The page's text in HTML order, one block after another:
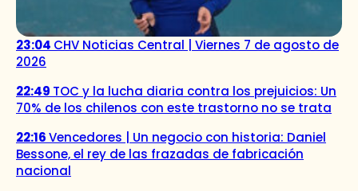
23:04 CHV Noticias Central | Viernes 7 de agosto de
2026
22:49 TOC y la lucha diaria contra los prejuicios: Un
70% de los chilenos con este trastorno no se trata
22:16Vencedores | Un negocio con historia: Daniel
Bessone, el rey de las frazadas de fabricación
nacional